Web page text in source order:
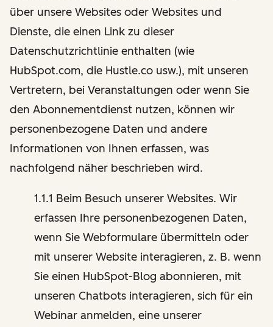
über unsere Websites oder Websites und
Dienste, die einen Link zu dieser
Datenschutzrichtlinie enthalten (wie
HubSpot.com, die Hustle.co usw.), mit unseren
Vertretern, bei Veranstaltungen oder wenn Sie
den Abonnementdienst nutzen, können wir
personenbezogene Daten und andere
Informationen von Ihnen erfassen, was
nachfolgend näher beschrieben wird.
1.1.1 Beim Besuch unserer Websites. Wir
erfassen Ihre personenbezogenen Daten,
wenn Sie Webformulare übermitteln oder
mit unserer Website interagieren, z. B. wenn
Sie einen HubSpot-Blog abonnieren, mit
unseren Chatbots interagieren, sich für ein
Webinar anmelden, eine unserer